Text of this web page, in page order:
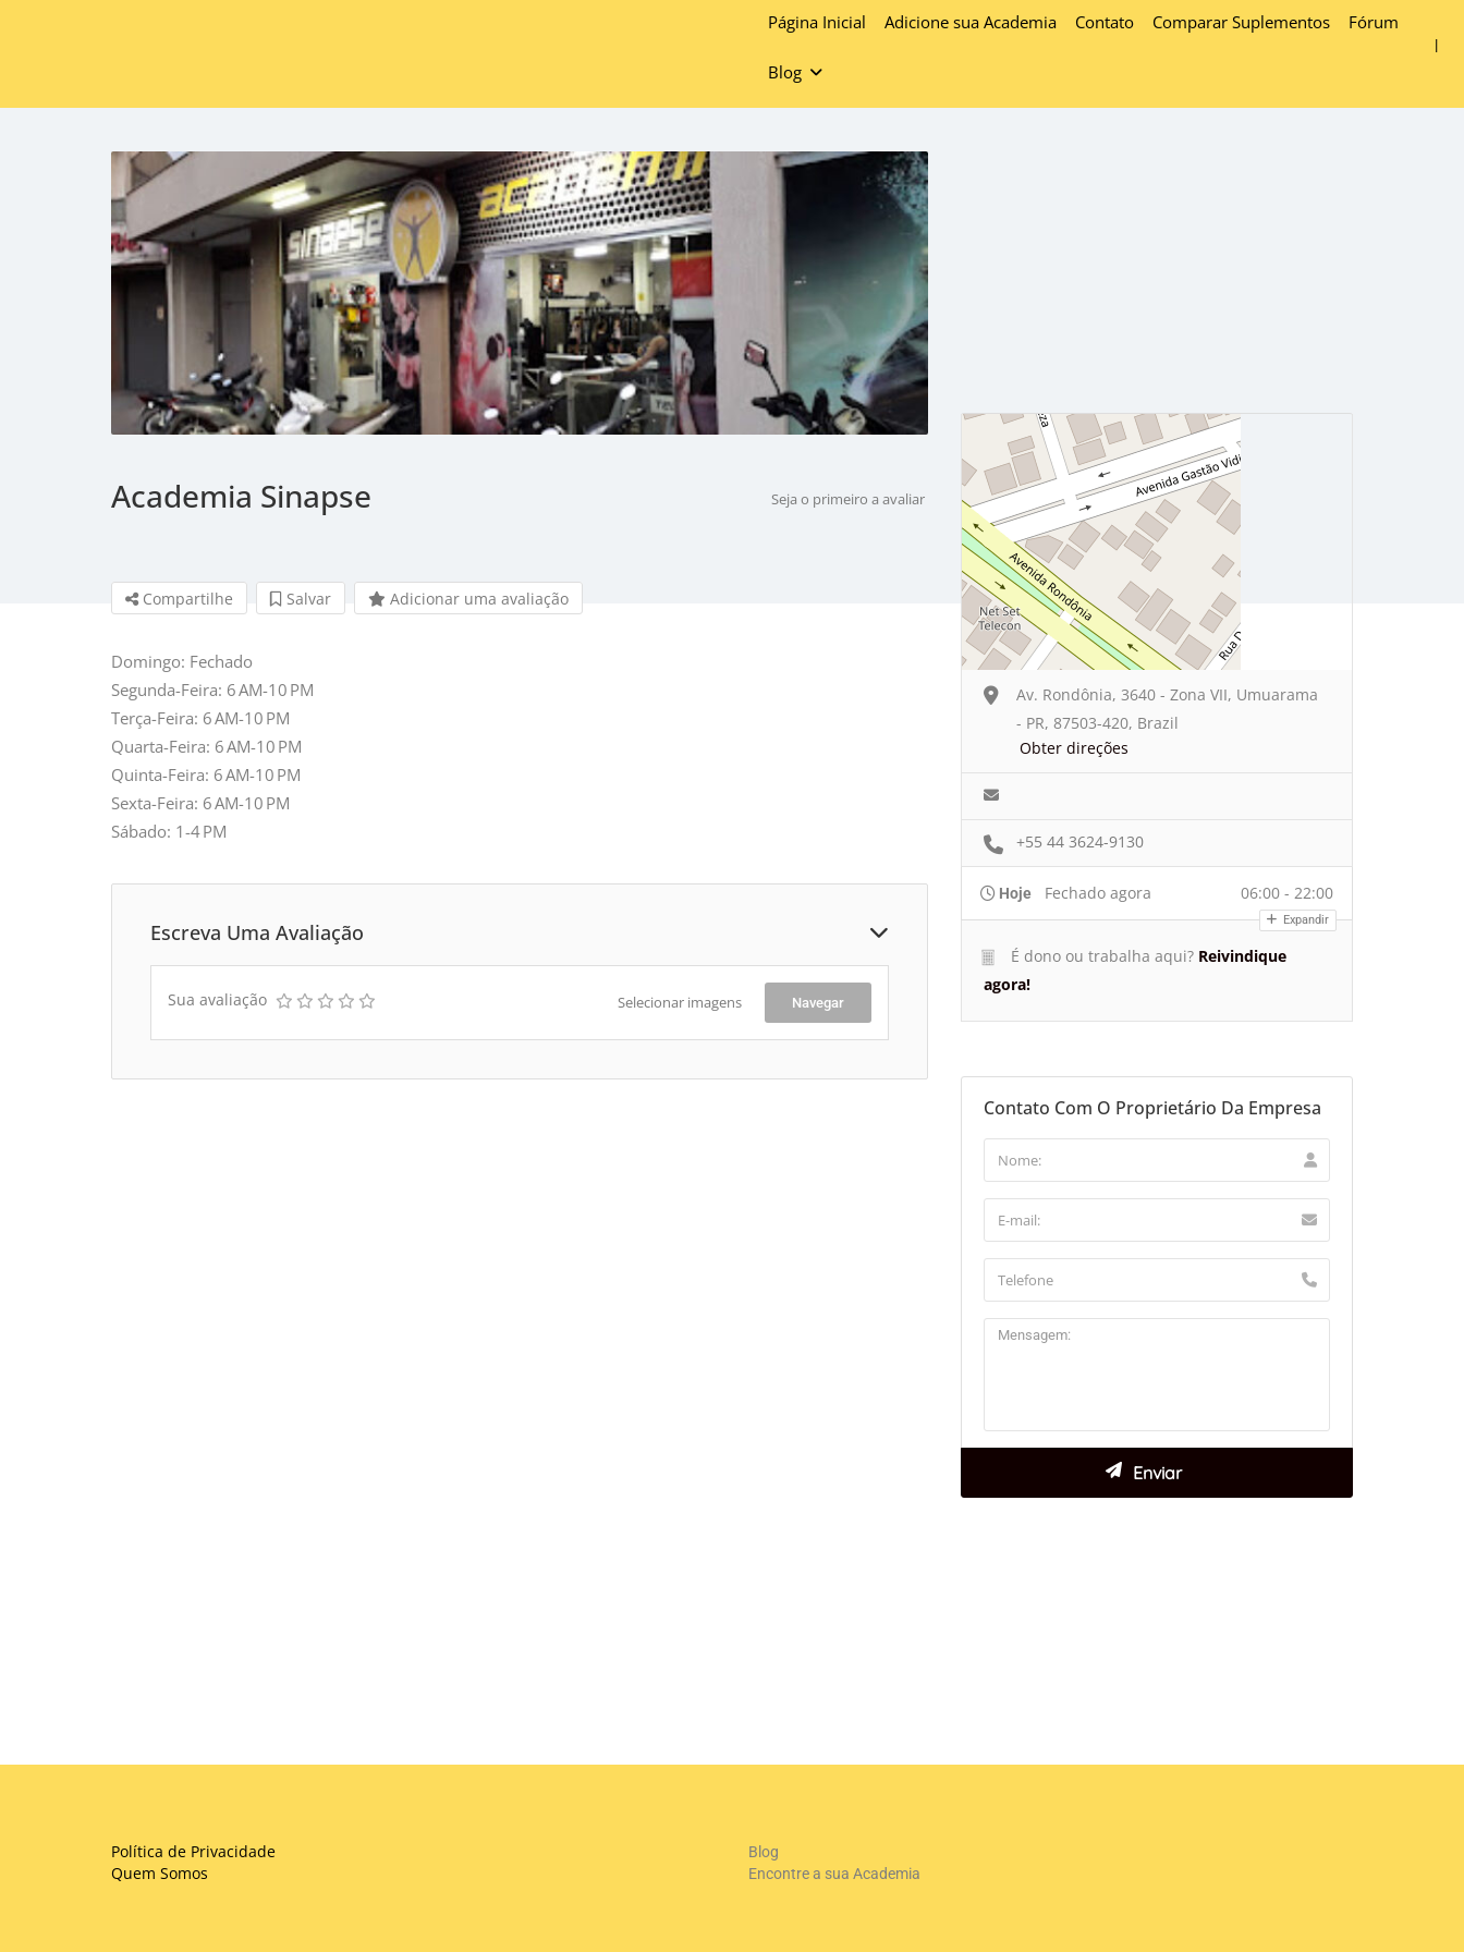
Página Inicial Adicione sua Academia Contato Comparar Suplementos Fórum
Blog
Academia Sinapse Seja o primeiro a avaliar
Compartilhe Salvar Adicionar uma avaliação
Domingo: Fechado
Segunda-Feira: 6 AM-10 PM
Terça-Feira: 6 AM-10 PM
Quarta-Feira: 6 AM-10 PM
Quinta-Feira: 6 AM-10 PM
Sexta-Feira: 6 AM-10 PM
Sábado: 1-4 PM
Escreva Uma Avaliação
Sua avaliação Selecionar imagens Navegar
Av. Rondônia, 3640 - Zona VII, Umuarama
- PR, 87503-420, Brazil
Obter direções
+55 44 3624-9130
Hoje Fechado agora 06:00 - 22:00
Expandir
É dono ou trabalha aqui? Reivindique
agora!
Contato Com O Proprietário Da Empresa
Política de Privacidade
Quem Somos
Blog
Encontre a sua Academia